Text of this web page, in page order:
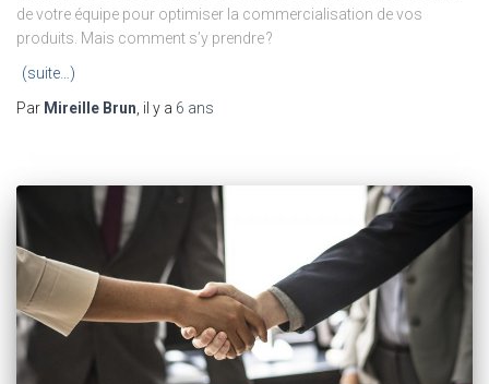
de votre équipe pour optimiser la commercialisation de vos
produits. Mais comment s’y prendre ?
(suite…)
Par Mireille Brun , il y a 6 ans